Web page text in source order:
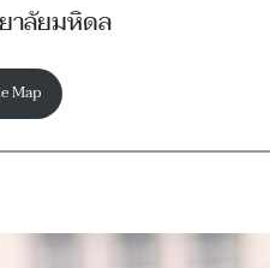
าลัยมหิดล
Map